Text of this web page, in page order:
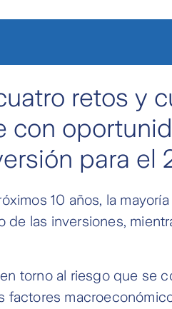
retos y
con
para el
10 años, la
de las inversiones,
torno al riesgo que se
factores